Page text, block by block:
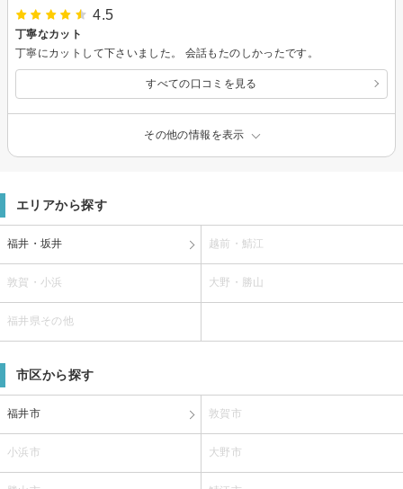
4.5
丁寧なカット
丁寧にカットして下さいました。 会話もたのしかったです。
すべての口コミを見る
その他の情報を表示
エリアから探す
福井・坂井 越前・鯖江
敦賀・小浜 大野・勝山
福井県その他
市区から探す
福井市 敦賀市
小浜市 大野市